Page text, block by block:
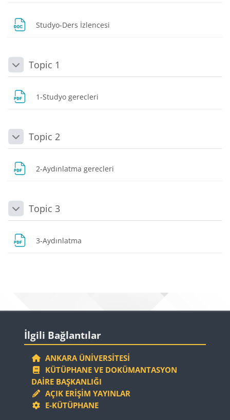
Studyo-Ders İzlencesi
DaraltTopic 1
1-Studyo gerecleri
DaraltTopic 2
2-Aydınlatma gerecleri
DaraltTopic 3
3-Aydınlatma
Bloklar
İlgili Bağlantılar
ANKARA ÜNIVERSITESI
KÜTÜPHANE VE DOKÜMANTASYON
DAIRE BAŞKANLIĞI
AÇIK ERIŞIM YAYINLAR
E-KÜTÜPHANE